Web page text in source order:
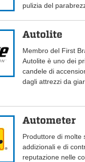
pulizia del
Autolite
Membro del First
Autolite è uno dei
candele di
dagli attrezzi da
Autometer
Produttore di molte
addizionali e di
reputazione nelle